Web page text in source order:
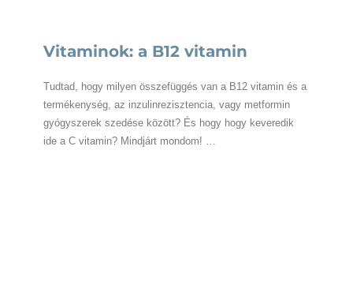
Vitaminok: a B12 vitamin
Tudtad, hogy milyen összefüggés van a B12 vitamin és a
termékenység, az inzulinrezisztencia, vagy metformin
gyógyszerek szedése között? És hogy hogy keveredik
ide a C vitamin? Mindjárt mondom! …